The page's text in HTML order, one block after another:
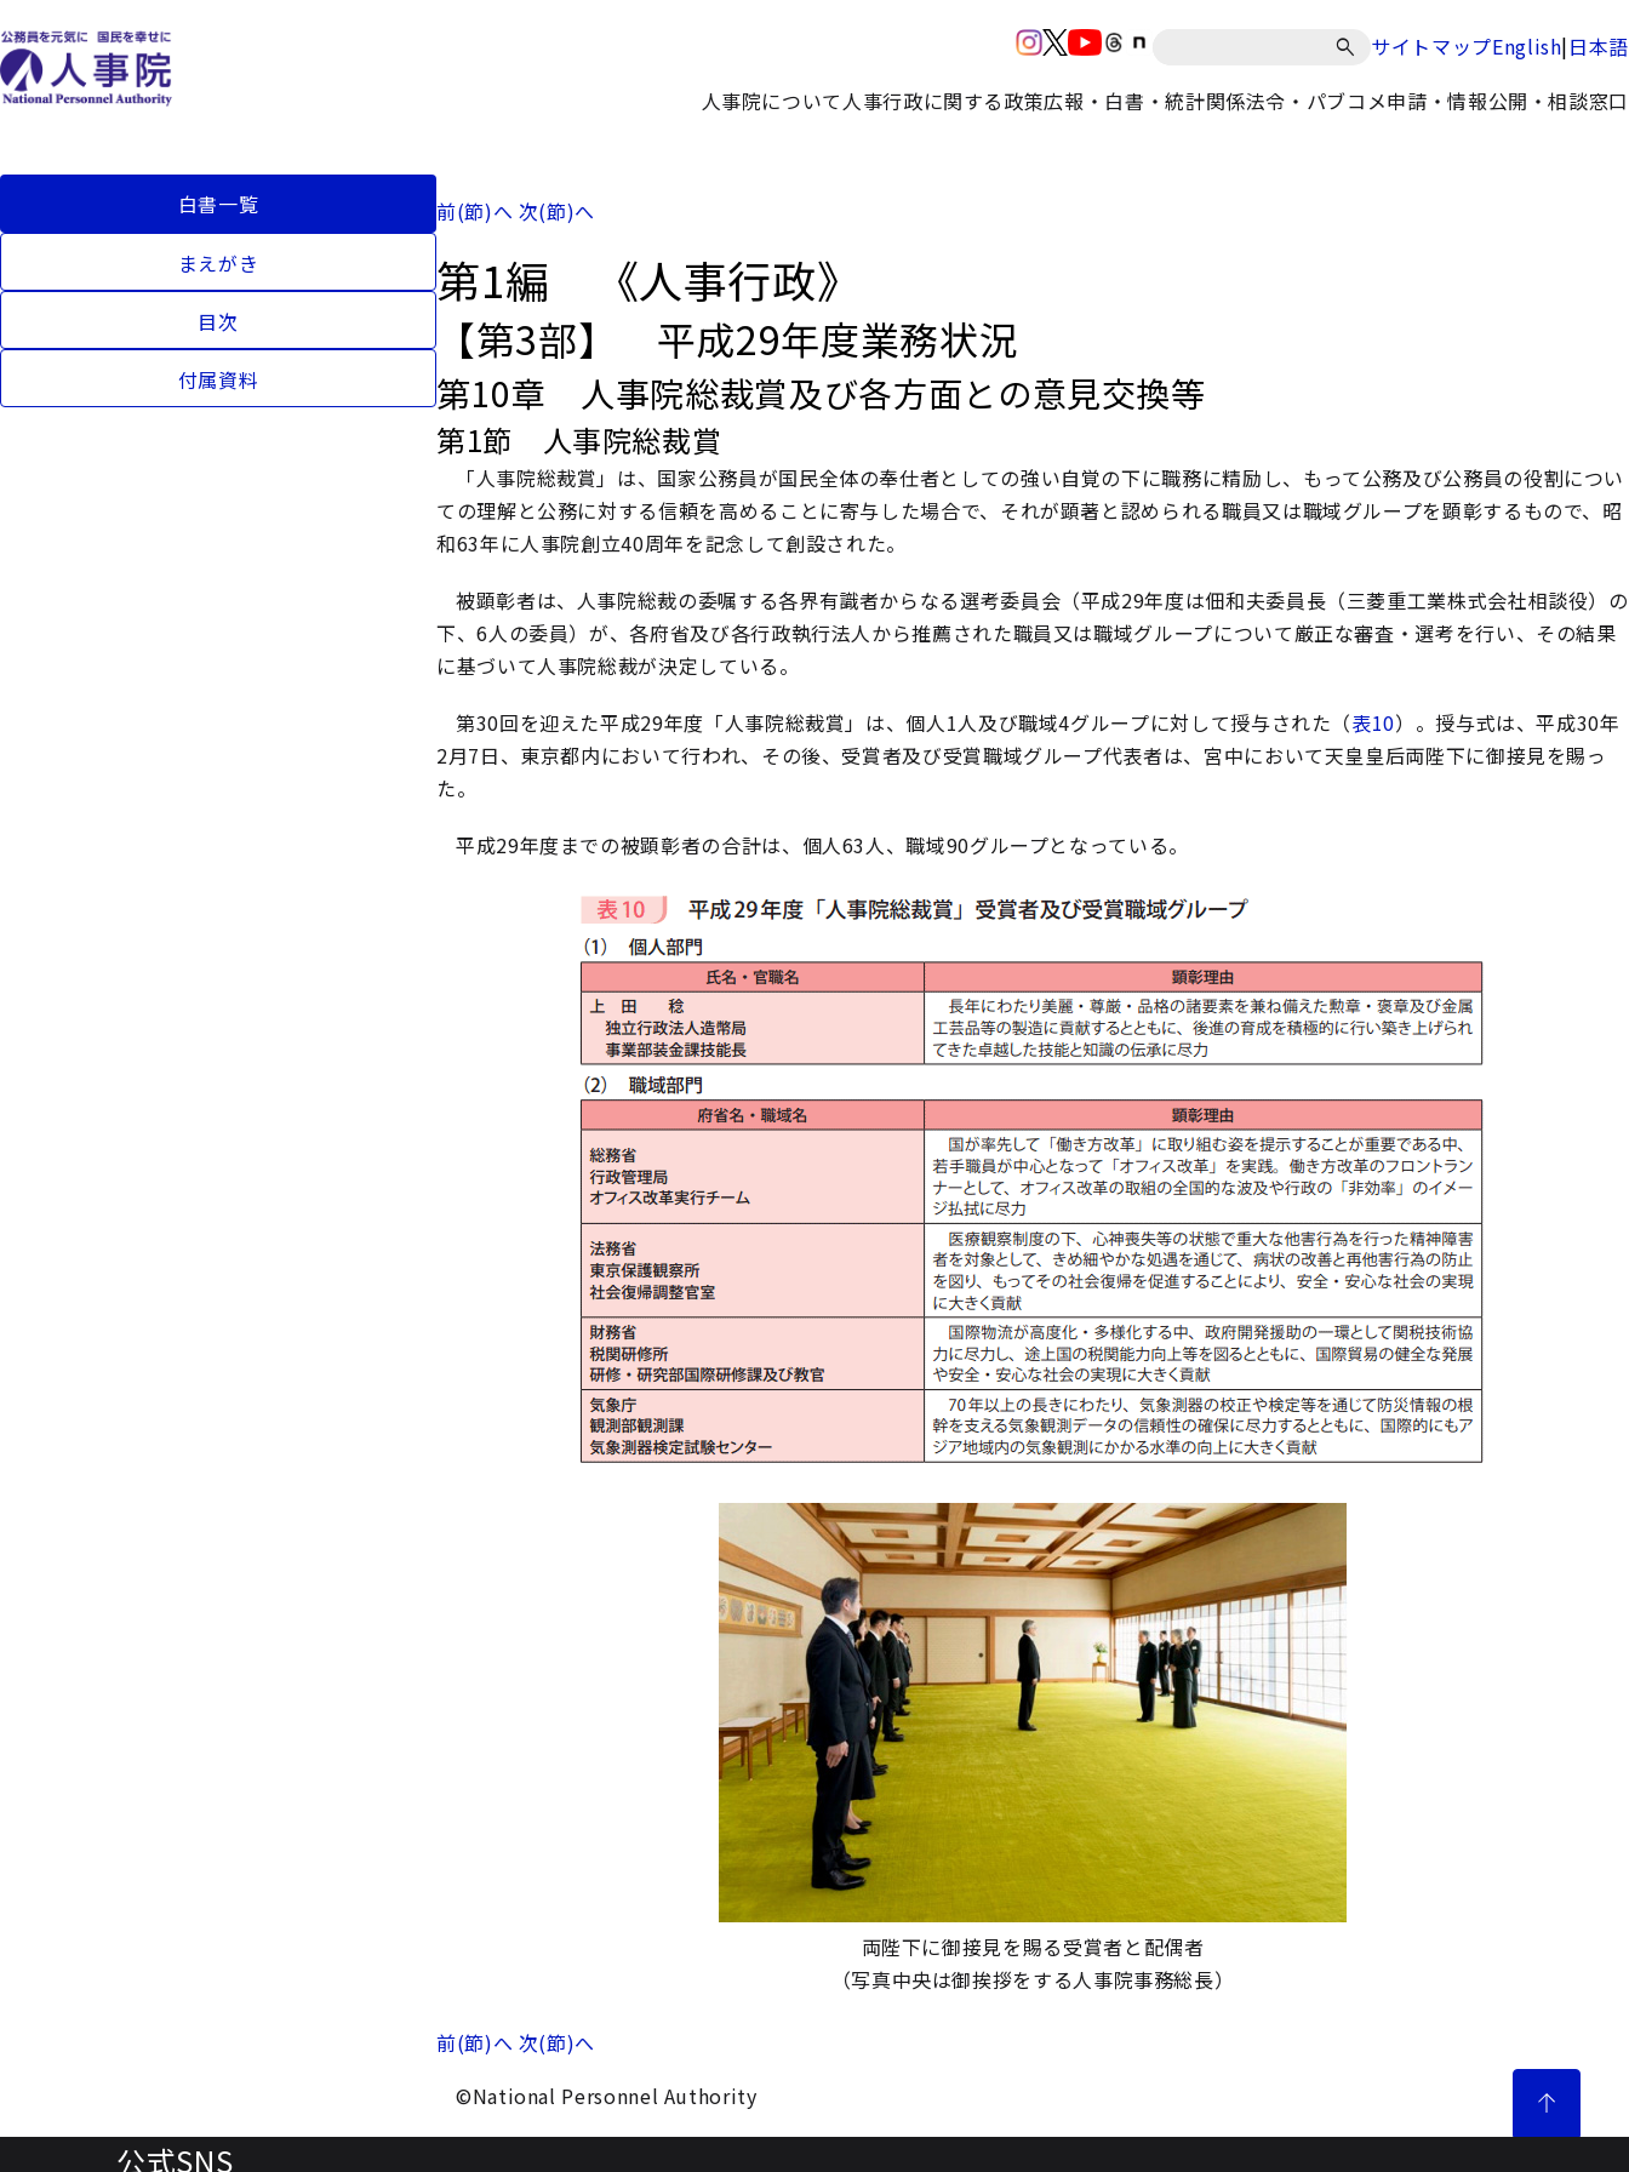
サイトマップEnglish|日本語
人事院について 人事行政に関する政策広報・白書・統計関係法令・パブコメ申請・情報公開・相談窓口
白書一覧
まえがき
目次
付属資料
前(節)へ 次(節)へ
第1編 《人事行政》
【第3部】 平成29年度業務状況
第10章 人事院総裁賞及び各方面との意見交換等
第1節 人事院総裁賞
「人事院総裁賞」は、国家公務員が国民全体の奉仕者としての強い自覚の下に職務に精励し、もって公務及び公務員の役割につい
ての理解と公務に対する信頼を高めることに寄与した場合で、それが顕著と認められる職員又は職域グループを顕彰するもので、昭
和63年に人事院創立40周年を記念して創設された。
被顕彰者は、人事院総裁の委嘱する各界有識者からなる選考委員会（平成29年度は佃和夫委員長（三菱重工業株式会社相談役）の
下、6人の委員）が、各府省及び各行政執行法人から推薦された職員又は職域グループについて厳正な審査・選考を行い、その結果
に基づいて人事院総裁が決定している。
第30回を迎えた平成29年度「人事院総裁賞」は、個人1人及び職域4グループに対して授与された（表10）。授与式は、平成30年
2月7日、東京都内において行われ、その後、受賞者及び受賞職域グループ代表者は、宮中において天皇皇后両陛下に御接見を賜っ
た。
平成29年度までの被顕彰者の合計は、個人63人、職域90グループとなっている。
両陛下に御接見を賜る受賞者と配偶者
（写真中央は御挨拶をする人事院事務総長）
前(節)へ 次(節)へ
©National Personnel Authority
公式SNS